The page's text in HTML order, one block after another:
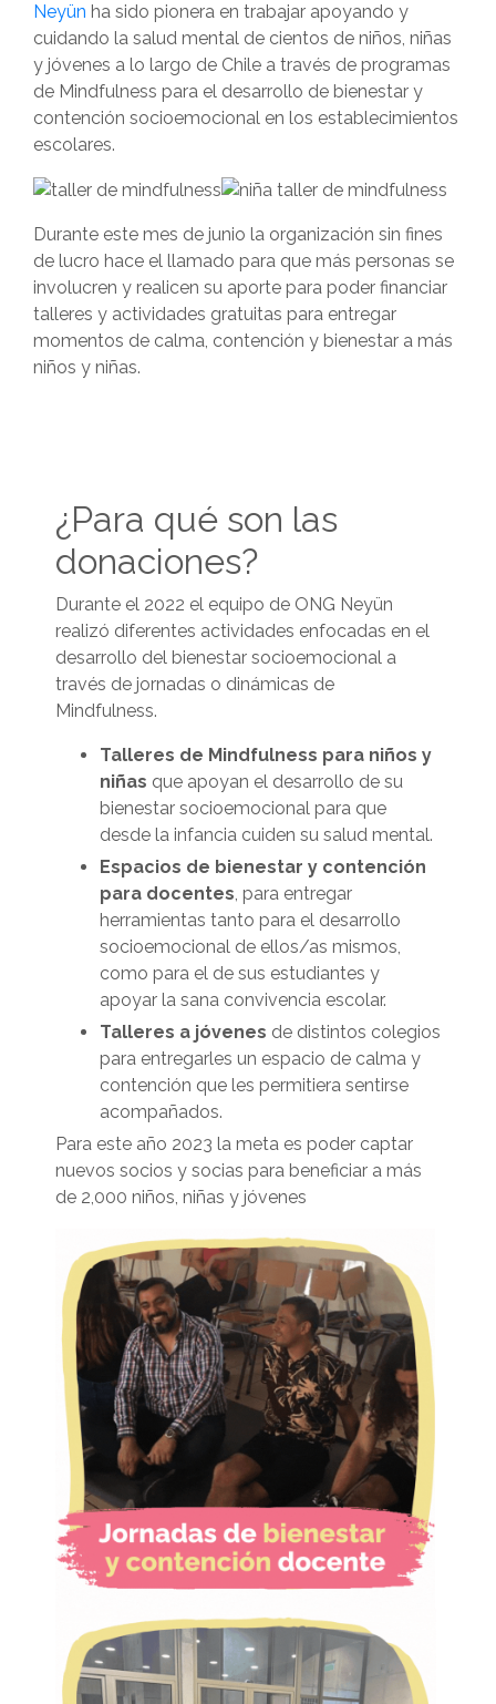
Neyün ha sido pionera en trabajar apoyando y
cuidando la salud mental de cientos de niños, niñas
y jóvenes a lo largo de Chile a través de programas
de Mindfulness para el desarrollo de bienestar y
contención socioemocional en los establecimientos
escolares.
Durante este mes de junio la organización sin fines
de lucro hace el llamado para que más personas se
involucren y realicen su aporte para poder financiar
talleres y actividades gratuitas para entregar
momentos de calma, contención y bienestar a más
niños y niñas.
¿Para qué son las
donaciones?
Durante el 2022 el equipo de ONG Neyün
realizó diferentes actividades enfocadas en el
desarrollo del bienestar socioemocional a
través de jornadas o dinámicas de
Mindfulness.
Talleres de Mindfulness para niños y
niñas que apoyan el desarrollo de su
bienestar socioemocional para que
desde la infancia cuiden su salud mental.
Espacios de bienestar y contención
para docentes, para entregar
herramientas tanto para el desarrollo
socioemocional de ellos/as mismos,
como para el de sus estudiantes y
apoyar la sana convivencia escolar.
Talleres a jóvenes de distintos colegios
para entregarles un espacio de calma y
contención que les permitiera sentirse
acompañados.
Para este año 2023 la meta es poder captar
nuevos socios y socias para beneficiar a más
de 2,000 niños, niñas y jóvenes